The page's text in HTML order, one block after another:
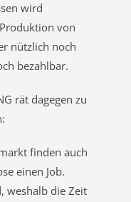
wird
von
nützlich noch
bezahlbar.
rät dagegen zu
finden auch
einen Job.
weshalb die Zeit